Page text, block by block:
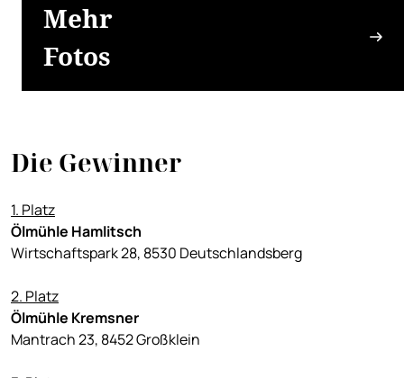
Mehr
Fotos
Die Gewinner
1. Platz
Ölmühle Hamlitsch
Wirtschaftspark 28, 8530 Deutschlandsberg
2. Platz
Ölmühle Kremsner
Mantrach 23, 8452 Großklein